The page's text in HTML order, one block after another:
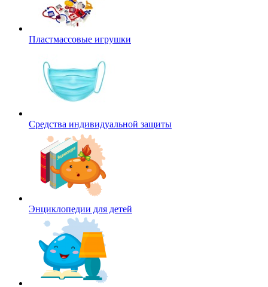
Пластмассовые игрушки
Средства индивидуальной защиты
Энциклопедии для детей